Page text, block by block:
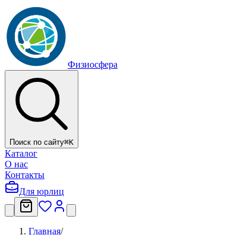
Физиосфера
Поиск по сайту⌘K
Каталог
О нас
Контакты
Для юрлиц
Главная/